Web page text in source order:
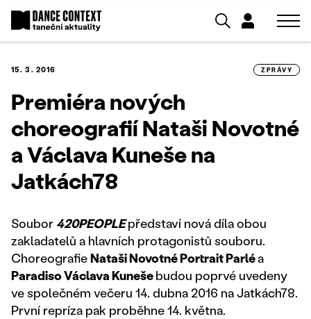
15. 3. 2016 ZPRÁVY
Premiéra nových
choreografií Nataši Novotné
a Václava Kuneše na
Jatkách78
Soubor 420PEOPLEpředstaví nová díla obou
zakladatelů a hlavních protagonistů souboru.
ChoreografieNataši Novotné Portrait Parléa
Paradiso Václava Kunešebudou poprvé uvedeny
ve společném večeru 14. dubna 2016 na Jatkách78.
První repríza pak proběhne 14. května.